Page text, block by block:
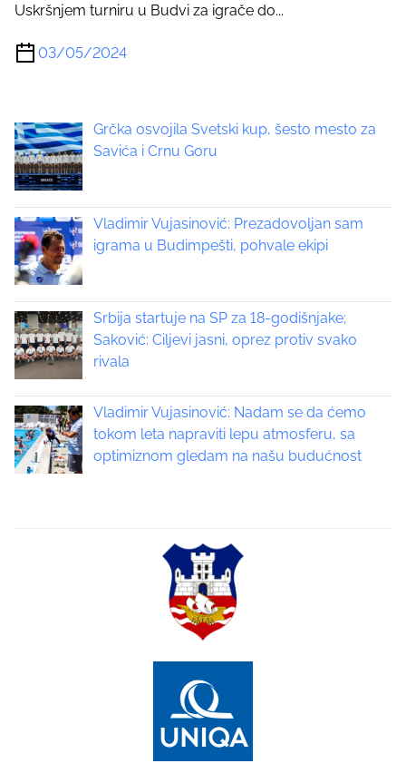
Uskršnjem turniru u Budvi za igrače do...
03/05/2024
Grčka osvojila Svetski kup, šesto mesto za
Savića i Crnu Goru
Vladimir Vujasinović: Prezadovoljan sam
igrama u Budimpešti, pohvale ekipi
Srbija startuje na SP za 18-godišnjake;
Saković: Ciljevi jasni, oprez protiv svako
rivala
Vladimir Vujasinović: Nadam se da ćemo
tokom leta napraviti lepu atmosferu, sa
optimiznom gledam na našu budućnost